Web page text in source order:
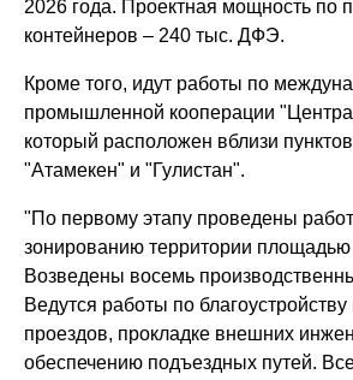
2026 года. Проектная мощность по
контейнеров – 240 тыс. ДФЭ.
Кроме того, идут работы по
промышленной кооперации
который расположен вблизи
"Атамекен" и "Гулистан".
"По первому этапу проведены
зонированию территории площадью
Возведены восемь
Ведутся работы по
проездов, прокладке внешних
обеспечению подъездных путей.